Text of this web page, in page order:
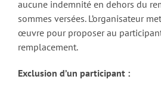
aucune indemnité en dehors du
sommes versées. L’organisateur
œuvre pour proposer au
remplacement.
Exclusion d’un participant :